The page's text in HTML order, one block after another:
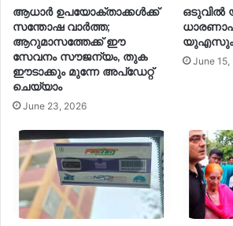
ആധാർ ഉപയോക്താക്കൾക്ക്
സന്തോഷ വാർത്ത;
ആറുമാസത്തേക്ക് ഈ
സേവനം സൗജന്യം, തുക
ഈടാക്കും മുന്നേ അപ്ഡേറ്റ്
ചെയ്യാം
June 23, 2026
ഒടുവില്‍
യുഎസും
June 15,